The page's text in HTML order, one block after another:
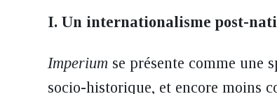
I. Un internationalisme post-
Imperium se présente comme une
socio-historique, et encore moins